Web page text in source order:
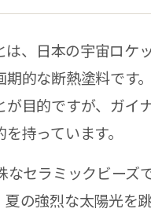
は、日本の宇宙ロケ
期的な断熱塗料です
が目的ですが、ガイ
持っています。
なセラミックビーズ
夏の強烈な太陽光を